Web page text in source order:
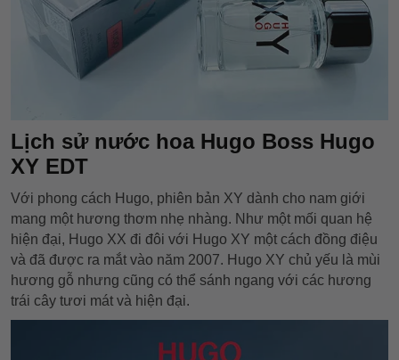
Lịch sử nước hoa Hugo Boss Hugo
XY EDT
Với phong cách Hugo, phiên bản XY dành cho nam giới
mang một hương thơm nhẹ nhàng. Như một mối quan hệ
hiện đại, Hugo XX đi đôi với Hugo XY một cách đồng điệu
và đã được ra mắt vào năm 2007. Hugo XY chủ yếu là mùi
hương gỗ nhưng cũng có thể sánh ngang với các hương
trái cây tươi mát và hiện đại.